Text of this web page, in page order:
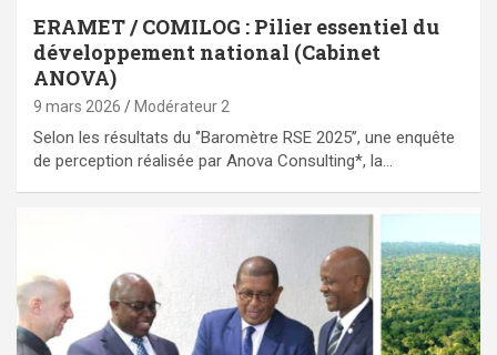
ERAMET / COMILOG : Pilier essentiel du
développement national (Cabinet
ANOVA)
9 mars 2026 Modérateur 2
Selon les résultats du ‘’Baromètre RSE 2025’’, une enquête
de perception réalisée par Anova Consulting*, la…